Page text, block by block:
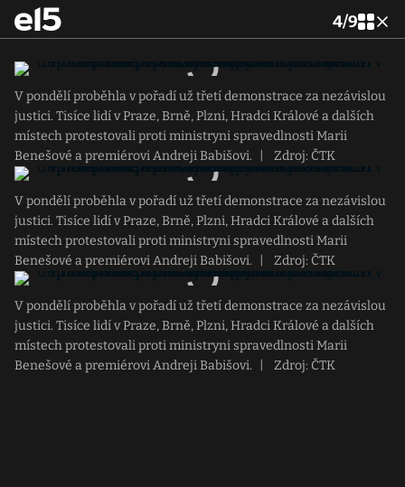
4/9
V pondělí proběhla v pořadí už třetí demonstrace za nezávislou
justici. Tisíce lidí v Praze, Brně, Plzni, Hradci Králové a dalších
místech protestovali proti ministryni spravedlnosti Marii
Benešové a premiérovi Andreji Babišovi.
Zdroj: ČTK
V pondělí proběhla v pořadí už třetí demonstrace za nezávislou
justici. Tisíce lidí v Praze, Brně, Plzni, Hradci Králové a dalších
místech protestovali proti ministryni spravedlnosti Marii
Benešové a premiérovi Andreji Babišovi.
Zdroj: ČTK
V pondělí proběhla v pořadí už třetí demonstrace za nezávislou
justici. Tisíce lidí v Praze, Brně, Plzni, Hradci Králové a dalších
místech protestovali proti ministryni spravedlnosti Marii
Benešové a premiérovi Andreji Babišovi.
Zdroj: ČTK